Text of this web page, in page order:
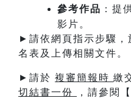
參考作品 ：提
影片。
►請依網頁指示步驟，
名表及上傳相關文件。
►請於 複審簡報時 繳
切結書一份
，請參閱